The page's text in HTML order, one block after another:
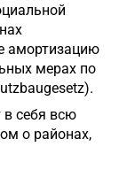
амортизацию
мерах по
в себя всю
о районах,